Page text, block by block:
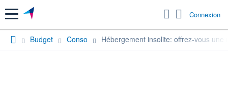
Menu Connexion
Budget Conso Hébergement insolite: offrez-vous